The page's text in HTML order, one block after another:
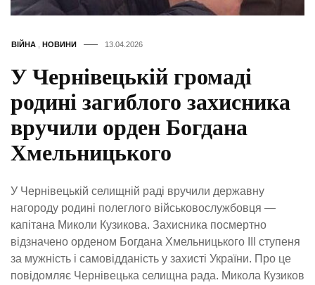
ВІЙНА НОВИНИ 13.04.2026
У Чернівецькій громаді
родині загиблого захисника
вручили орден Богдана
Хмельницького
У Чернівецькій селищній раді вручили державну
нагороду родині полеглого військовослужбовця —
капітана Миколи Кузикова. Захисника посмертно
відзначено орденом Богдана Хмельницького ІІІ ступеня
за мужність і самовідданість у захисті України. Про це
повідомляє Чернівецька селищна рада. Микола Кузиков